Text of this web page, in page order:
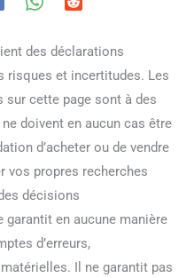
des déclarations
risques et incertitudes. Les
cette page sont à des
doivent en aucun cas être
d’acheter ou de vendre
vos propres recherches
décisions
garantit en aucune manière
d’erreurs,
Il ne garantit pas